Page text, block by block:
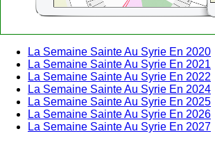
La Semaine Sainte Au Syrie En 2020
La Semaine Sainte Au Syrie En 2021
La Semaine Sainte Au Syrie En 2022
La Semaine Sainte Au Syrie En 2024
La Semaine Sainte Au Syrie En 2025
La Semaine Sainte Au Syrie En 2026
La Semaine Sainte Au Syrie En 2027